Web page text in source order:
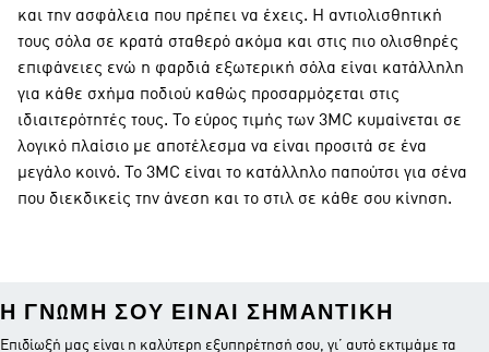
και την ασφάλεια που πρέπει να έχεις. Η αντιολισθητική
τους σόλα σε κρατά σταθερό ακόμα και στις πιο ολισθηρές
επιφάνειες ενώ η φαρδιά εξωτερική σόλα είναι κατάλληλη
για κάθε σχήμα ποδιού καθώς προσαρμόζεται στις
ιδιαιτερότητές τους. Το εύρος τιμής των 3MC κυμαίνεται σε
λογικό πλαίσιο με αποτέλεσμα να είναι προσιτά σε ένα
μεγάλο κοινό. Το 3MC είναι το κατάλληλο παπούτσι για σένα
που διεκδικείς την άνεση και το στιλ σε κάθε σου κίνηση.
Η ΓΝΏΜΗ ΣΟΥ ΕΊΝΑΙ ΣΗΜΑΝΤΙΚΉ
Επιδίωξή μας είναι η καλύτερη εξυπηρέτησή σου, γι’ αυτό εκτιμάμε τα